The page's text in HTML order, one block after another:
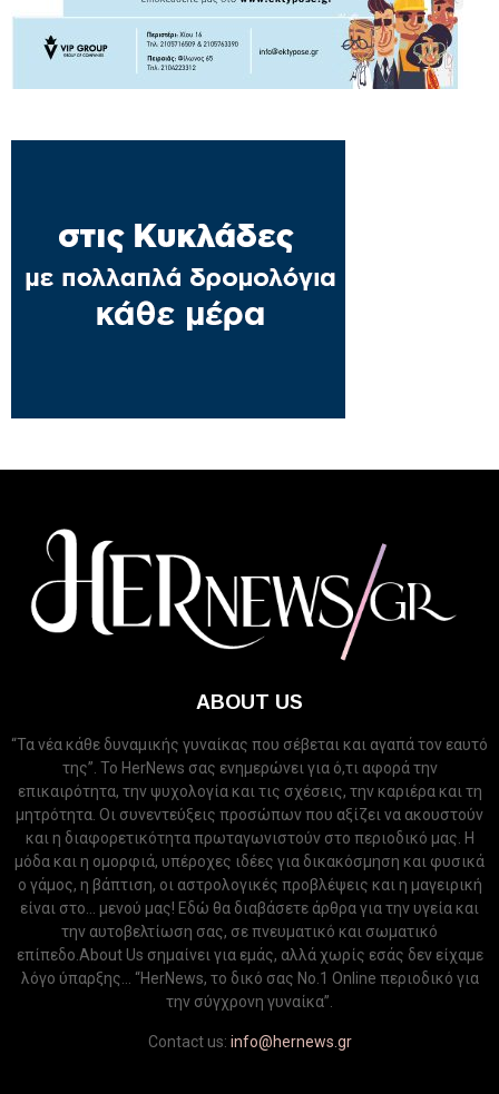
ABOUT US
“Τα νέα κάθε δυναμικής γυναίκας που σέβεται και αγαπά τον εαυτό
της”. Το HerNews σας ενημερώνει για ό,τι αφορά την
επικαιρότητα, την ψυχολογία και τις σχέσεις, την καριέρα και τη
μητρότητα. Οι συνεντεύξεις προσώπων που αξίζει να ακουστούν
και η διαφορετικότητα πρωταγωνιστούν στο περιοδικό μας. Η
μόδα και η ομορφιά, υπέροχες ιδέες για δικακόσμηση και φυσικά
ο γάμος, η βάπτιση, οι αστρολογικές προβλέψεις και η μαγειρική
είναι στο... μενού μας! Εδώ θα διαβάσετε άρθρα για την υγεία και
την αυτοβελτίωση σας, σε πνευματικό και σωματικό
επίπεδο.About Us σημαίνει για εμάς, αλλά χωρίς εσάς δεν είχαμε
λόγο ύπαρξης... “HerNews, το δικό σας Νo.1 Online περιοδικό για
την σύγχρονη γυναίκα”.
Contact us: info@hernews.gr